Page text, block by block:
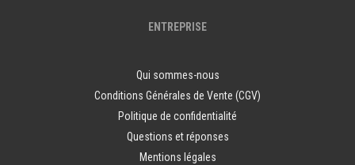
ENTREPRISE
Qui sommes-nous
Conditions Générales de Vente (CGV)
Politique de confidentialité
Questions et réponses
Mentions légales